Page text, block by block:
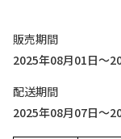
販売期間
2025年08月01日～
配送期間
2025年08月07日～